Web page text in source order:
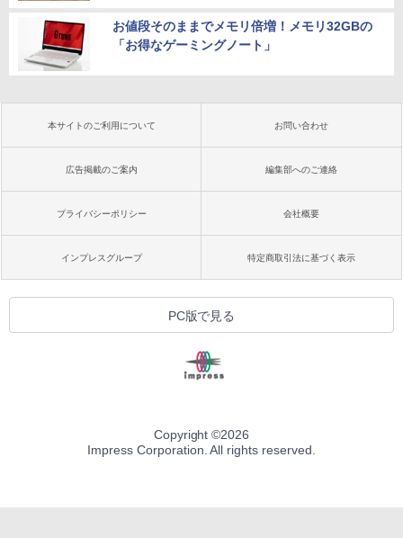
お値段そのままでメモリ倍増！メモリ32GBの
「お得なゲーミングノート」
本サイトのご利用について お問い合わせ
広告掲載のご案内 編集部へのご連絡
プライバシーポリシー 会社概要
インプレスグループ 特定商取引法に基づく表示
PC版で見る
Copyright ©2026
Impress Corporation. All rights reserved.